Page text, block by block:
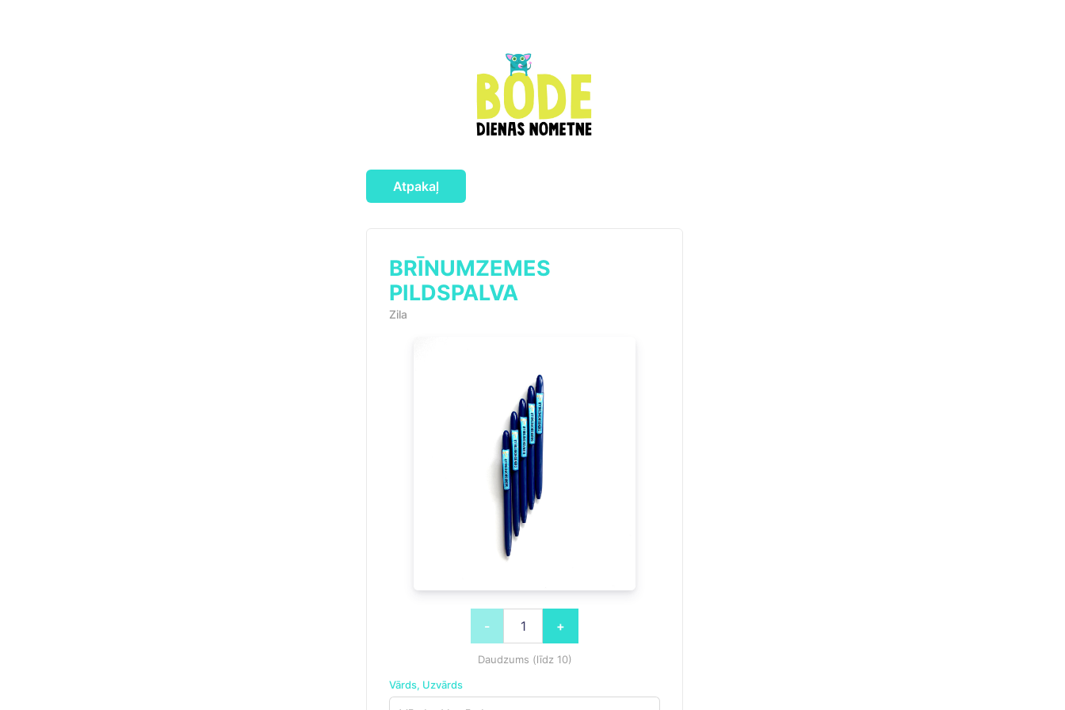
Atpakaļ
BRĪNUMZEMES
PILDSPALVA
Zila
- +
Daudzums (līdz 10)
Vārds, Uzvārds